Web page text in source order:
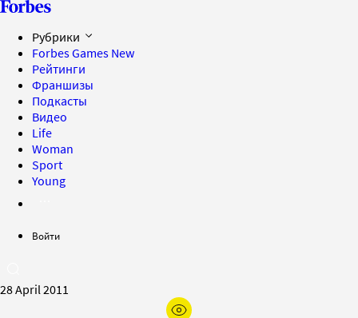
Рубрики
Forbes Games New
Рейтинги
Франшизы
Подкасты
Видео
Life
Woman
Sport
Young
Войти
28 April 2011